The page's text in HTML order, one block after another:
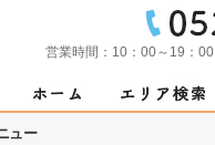
営業時間： 10：00～19：00
ュー